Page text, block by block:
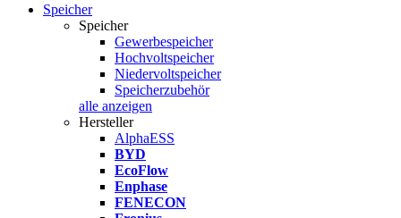
Speicher
Speicher
Gewerbespeicher
Hochvoltspeicher
Niedervoltspeicher
Speicherzubehör
alle anzeigen
Hersteller
AlphaESS
BYD
EcoFlow
Enphase
FENECON